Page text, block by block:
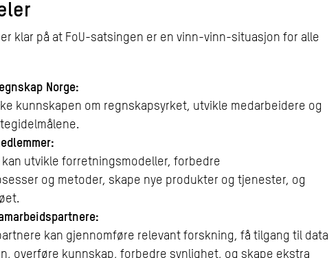
er klar på at FoU-satsingen er en vinn-vinn-situasjon for alle
Norge:
kunnskapen om regnskapsyrket, utvikle medarbeidere og
kan utvikle forretningsmodeller, forbedre
og metoder, skape nye produkter og tjenester, og
kan gjennomføre relevant forskning, få tilgang til data
overføre kunnskap, forbedre synlighet, og skape ekstra